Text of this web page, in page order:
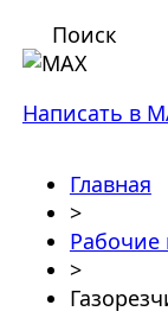
Поиск
Написать в
Главная
>
Рабочие
>